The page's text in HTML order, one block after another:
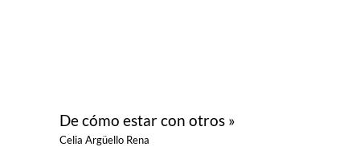
De cómo estar con otros »
Celia Argüello Rena